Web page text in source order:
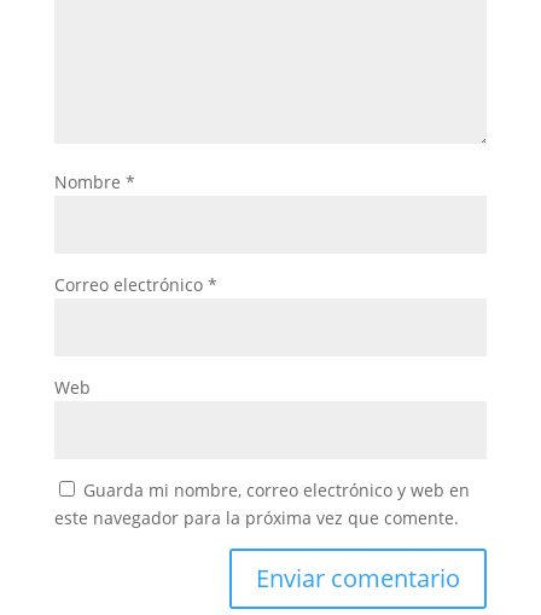
Nombre *
Correo electrónico *
Web
Guarda mi nombre, correo electrónico y web en
este navegador para la próxima vez que comente.